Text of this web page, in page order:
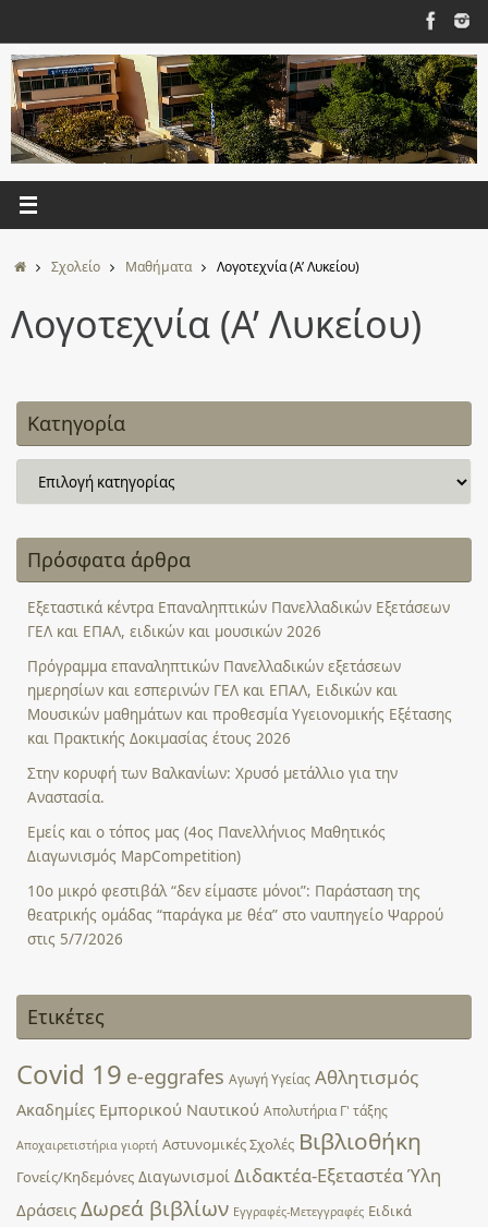
περιεχόμενο
Αρχική
Σχολείο Μαθήματα Λογοτεχνία (Α’ Λυκείου)
Λογοτεχνία (Α’ Λυκείου)
Κατηγορία
Πρόσφατα άρθρα
Εξεταστικά κέντρα Επαναληπτικών Πανελλαδικών Εξετάσεων
ΓΕΛ και ΕΠΑΛ, ειδικών και μουσικών 2026
Πρόγραμμα επαναληπτικών Πανελλαδικών εξετάσεων
ημερησίων και εσπερινών ΓΕΛ και ΕΠΑΛ, Ειδικών και
Μουσικών μαθημάτων και προθεσμία Υγειονομικής Εξέτασης
και Πρακτικής Δοκιμασίας έτους 2026
Στην κορυφή των Βαλκανίων: Χρυσό μετάλλιο για την
Αναστασία.
Εμείς και ο τόπος μας (4ος Πανελλήνιος Μαθητικός
Διαγωνισμός MapCompetition)
10ο μικρό φεστιβάλ “δεν είμαστε μόνοι”: Παράσταση της
θεατρικής ομάδας “παράγκα με θέα” στο ναυπηγείο Ψαρρού
στις 5/7/2026
Ετικέτες
Covid 19 e-eggrafes Αγωγή Υγείας Αθλητισμός
Ακαδημίες Εμπορικού Ναυτικού Απολυτήρια Γ' τάξης
Αποχαιρετιστήρια γιορτή Αστυνομικές Σχολές Βιβλιοθήκη
Γονείς/Κηδεμόνες Διαγωνισμοί Διδακτέα-Εξεταστέα Ύλη
Δράσεις Δωρεά βιβλίων Εγγραφές-Μετεγγραφές Ειδικά